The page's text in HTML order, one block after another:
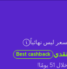
ليس نهائياً
Best cashback
خلال 51 يومًا !